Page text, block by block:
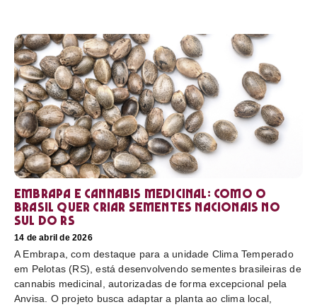
Embrapa e cannabis medicinal: como o
Brasil quer criar sementes nacionais no
sul do RS
14 de abril de 2026
A Embrapa, com destaque para a unidade Clima Temperado
em Pelotas (RS), está desenvolvendo sementes brasileiras de
cannabis medicinal, autorizadas de forma excepcional pela
Anvisa. O projeto busca adaptar a planta ao clima local,